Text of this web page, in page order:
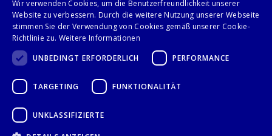
KONTAKT
Stalgast GmbH
28359 Bremen
+49 421 408844-0
Wir verwenden Cookies, um die Benutzerfreundlichkeit unserer
Website zu verbessern. Durch die weitere Nutzung unserer Webseite
stimmen Sie der Verwendung von Cookies gemäß unserer Cookie-
Richtlinie zu. Weitere Informationen
UNBEDINGT ERFORDERLICH
PERFORMANCE
TARGETING FUNKTIONALITÄT
UNKLASSIFIZIERTE